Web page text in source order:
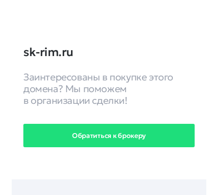
sk-rim.ru
Заинтересованы в покупке этого
домена? Мы поможем
в организации сделки!
Обратиться к брокеру